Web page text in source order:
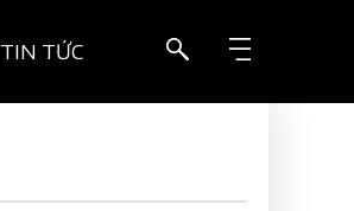
TIN TỨC